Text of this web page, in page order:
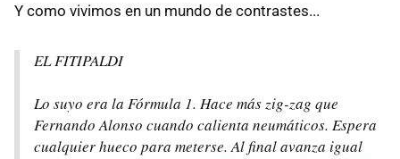
Y como vivimos en un mundo de contrastes...
EL FITIPALDI
Lo suyo era la Fórmula 1. Hace más zig-zag que
Fernando Alonso cuando calienta neumáticos. Espera
cualquier hueco para meterse. Al final avanza igual